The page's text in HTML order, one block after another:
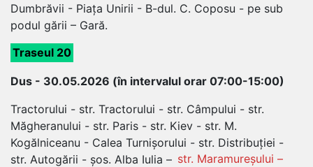
Dumbrăvii - Piața Unirii - B-dul. C. Coposu - pe sub
podul gării – Gară.
Traseul 20
Dus - 30.05.2026 (în intervalul orar 07:00-15:00)
Tractorului - str. Tractorului - str. Câmpului - str.
Măgheranului - str. Paris - str. Kiev - str. M.
Kogălniceanu - Calea Turnișorului - str. Distribuției -
str. Autogării - șos. Alba Iulia – str. Maramureșului –